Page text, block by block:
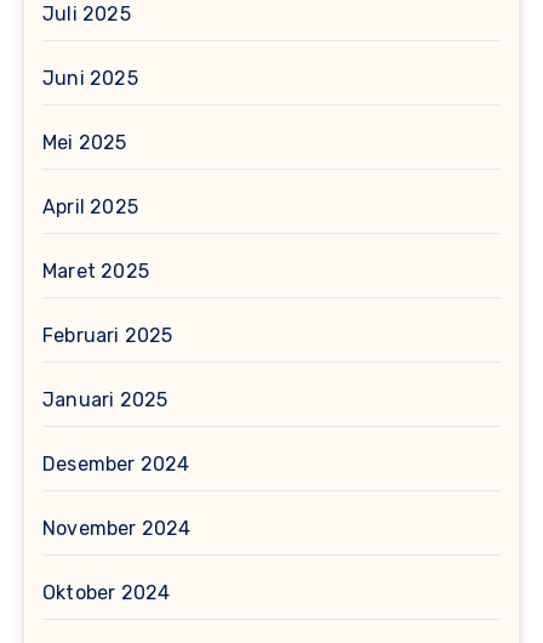
Juli 2025
Juni 2025
Mei 2025
April 2025
Maret 2025
Februari 2025
Januari 2025
Desember 2024
November 2024
Oktober 2024